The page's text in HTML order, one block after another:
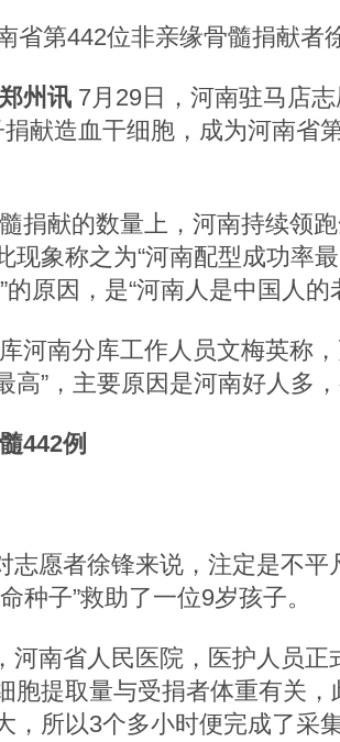
省第442位非亲缘骨髓捐献者
州讯 7月29日，河南驻马店
献造血干细胞，成为河南省
捐献的数量上，河南持续领
现象称之为“河南配型成功率
的原因，是“河南人是中国人的
河南分库工作人员文梅英称
高”，主要原因是河南好人多
442例
志愿者徐锋来说，注定是不平
种子”救助了一位9岁孩子。
河南省人民医院，医护人员正
胞提取量与受捐者体重有关
，所以3个多小时便完成了采